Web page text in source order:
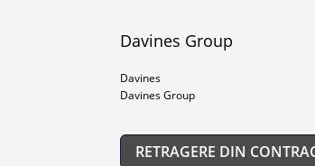
Davines Group
Davines
Davines Group
RETRAGERE DIN